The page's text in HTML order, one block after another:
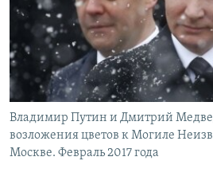
РАСПИСАНИЕ ВЕЩАНИЯ
ПОДПИШИТЕСЬ НА РАССЫЛКУ
СОЦИАЛЬНЫЕ СЕТИ
Владимир Путин и Дмитрий
возложения цветов к Могиле
Москве. Февраль 2017 года